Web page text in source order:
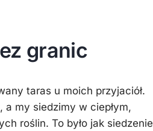
granic
taras u moich przyjaciół.
a my siedzimy w ciepłym,
roślin. To było jak siedzenie